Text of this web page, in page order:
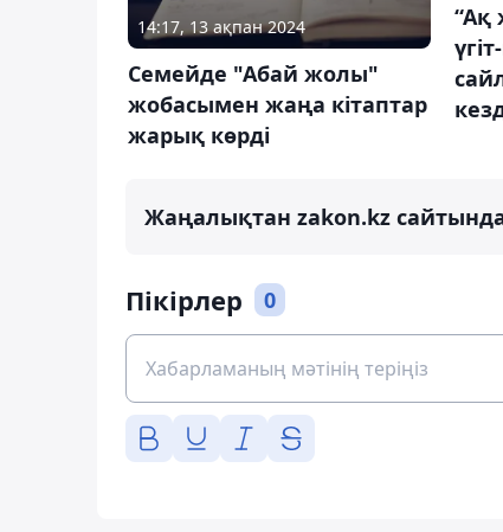
14:17, 13 ақпан 2024
Семейде "Абай жолы"
жобасымен жаңа кітаптар
жарық көрді
“Ақ
Жаңалықтан zakon.kz
Пікірлер 0